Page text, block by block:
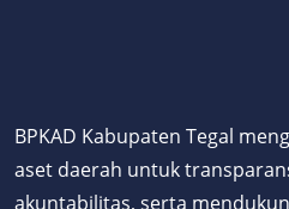
BPKAD Kabupaten Tegal
aset daerah untuk
akuntabilitas, serta